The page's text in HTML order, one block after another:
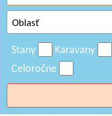
Stany Karavany
Celoročne